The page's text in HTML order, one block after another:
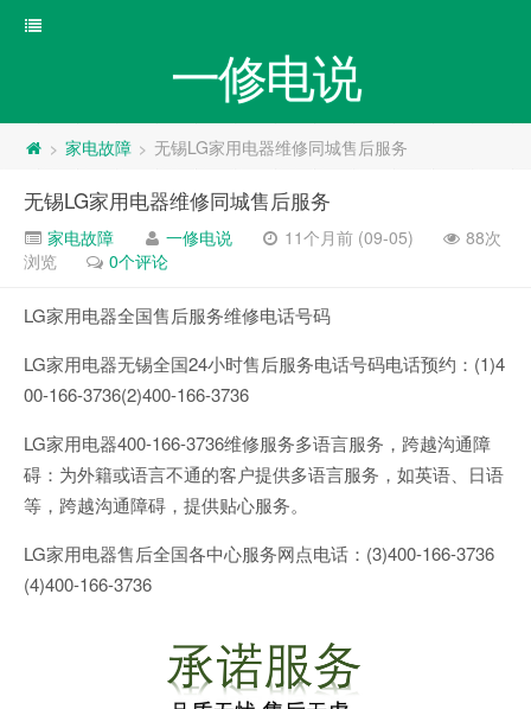
一修电说
> 家电故障 > 无锡LG家用电器维修同城售后服务
无锡LG家用电器维修同城售后服务
家电故障 一修电说 11个月前 (09-05)
88次
浏览
0个评论
LG家用电器全国售后服务维修电话号码
LG家用电器无锡全国24小时售后服务电话号码电话预约：(1)4
00-166-3736(2)400-166-3736
LG家用电器400-166-3736维修服务多语言服务，跨越沟通障
碍：为外籍或语言不通的客户提供多语言服务，如英语、日语
等，跨越沟通障碍，提供贴心服务。
LG家用电器售后全国各中心服务网点电话：(3)400-166-3736
(4)400-166-3736